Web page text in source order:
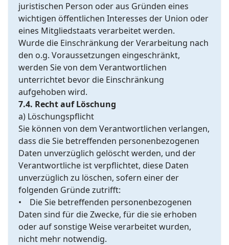
juristischen Person oder aus Gründen eines
wichtigen öffentlichen Interesses der Union oder
eines Mitgliedstaats verarbeitet werden.
Wurde die Einschränkung der Verarbeitung nach
den o.g. Voraussetzungen eingeschränkt,
werden Sie von dem Verantwortlichen
unterrichtet bevor die Einschränkung
aufgehoben wird.
7.4. Recht auf Löschung
a) Löschungspflicht
Sie können von dem Verantwortlichen verlangen,
dass die Sie betreffenden personenbezogenen
Daten unverzüglich gelöscht werden, und der
Verantwortliche ist verpflichtet, diese Daten
unverzüglich zu löschen, sofern einer der
folgenden Gründe zutrifft:
• Die Sie betreffenden personenbezogenen
Daten sind für die Zwecke, für die sie erhoben
oder auf sonstige Weise verarbeitet wurden,
nicht mehr notwendig.